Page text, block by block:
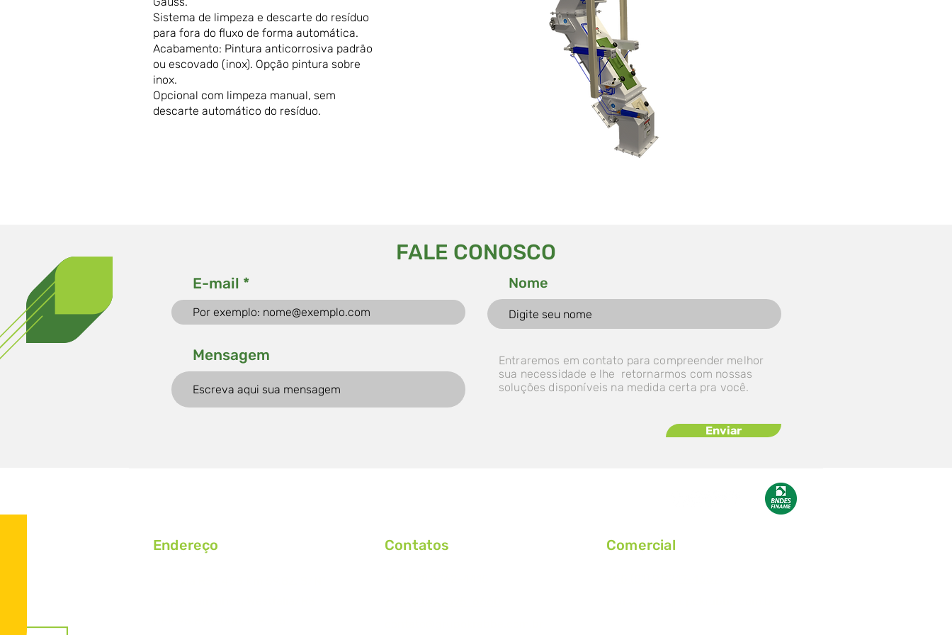
Sistema de limpeza e descarte do resíduo
para fora do fluxo de forma automática.
Acabamento: Pintura anticorrosiva padrão
ou escovado (inox). Opção pintura sobre
inox.
Opcional com limpeza manual, sem
descarte automático do resíduo.
FALE CONOSCO
E-mail
Mensagem
Nome
Entraremos em contato para compreender melhor
sua necessidade e lhe retornarmos com nossas
soluções disponíveis na medida certa pra você.
Enviar
Endereço Contatos Comercial